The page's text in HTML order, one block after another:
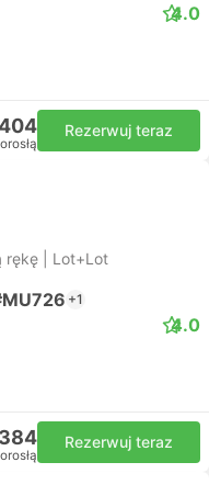
4.0
Rezerwuj teraz
rękę | Lot+Lot
+1
4.0
Rezerwuj teraz